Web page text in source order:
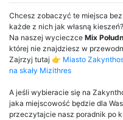
Chcesz zobaczyć te miejsca
każde z nich jak własną kieszeń?
Na naszej wycieczce Mix
której nie znajdziesz w
Zajrzyj tutaj 👉 Miasto
na skały Mizithres
A jeśli wybieracie się na
jaka miejscowość będzie dla
przeczytajcie nasz poradnik po